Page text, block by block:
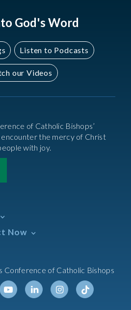
God's Word
Listen to Podcasts
our Videos
of Catholic Bishops’
encounter the mercy of Christ
with joy.
Now
of Catholic Bishops